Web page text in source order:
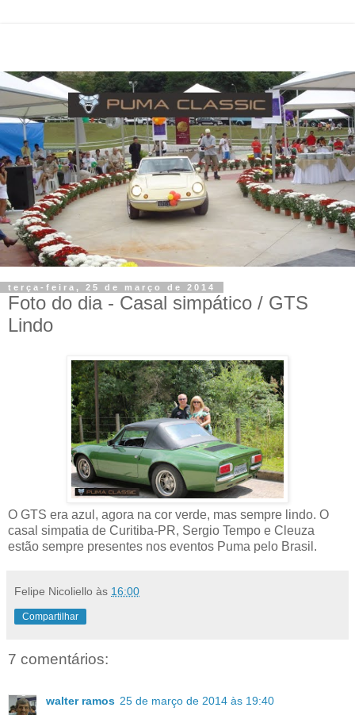
terça-feira, 25 de março de 2014
Foto do dia - Casal simpático / GTS
Lindo
O GTS era azul, agora na cor verde, mas sempre lindo. O
casal simpatia de Curitiba-PR, Sergio Tempo e Cleuza
estão sempre presentes nos eventos Puma pelo Brasil.
Felipe Nicoliello às 16:00
Compartilhar
7 comentários:
walter ramos 25 de março de 2014 às 19:40